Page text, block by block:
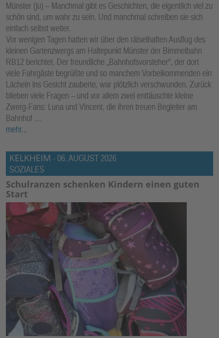
Münster (ju) – Manchmal gibt es Geschichten, die eigentlich viel zu
schön sind, um wahr zu sein. Und manchmal schreiben sie sich
einfach selbst weiter.
Vor wenigen Tagen hatten wir über den rätselhaften Ausflug des
kleinen Gartenzwergs am Haltepunkt Münster der Bimmelbahn
RB12 berichtet. Der freundliche „Bahnhofsvorsteher“, der dort
viele Fahrgäste begrüßte und so manchem Vorbeikommenden ein
Lächeln ins Gesicht zauberte, war plötzlich verschwunden. Zurück
blieben viele Fragen – und vor allem zwei enttäuschte kleine
Zwerg-Fans: Luna und Vincent, die ihren treuen Begleiter am
Bahnhof …
mehr...
KELKHEIM - 06. AUGUST 2026
SOZIALES
Schulranzen schenken Kindern einen guten
Start